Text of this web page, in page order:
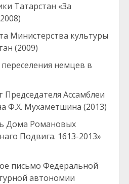
Татарстан «За
Министерства культуры
(2009)
немцев в
Ассамблеи
Ф.Х. Мухаметшина (2013)
Дома Романовых
Подвига. 1613-2013»
письмо Федеральной
автономии